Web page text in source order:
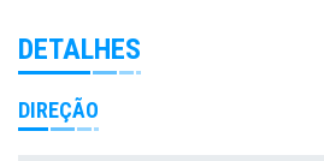
DETALHES
DIREÇÃO